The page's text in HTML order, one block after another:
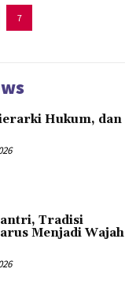
7
Hukum, dan
Tradisi
Menjadi Wajah